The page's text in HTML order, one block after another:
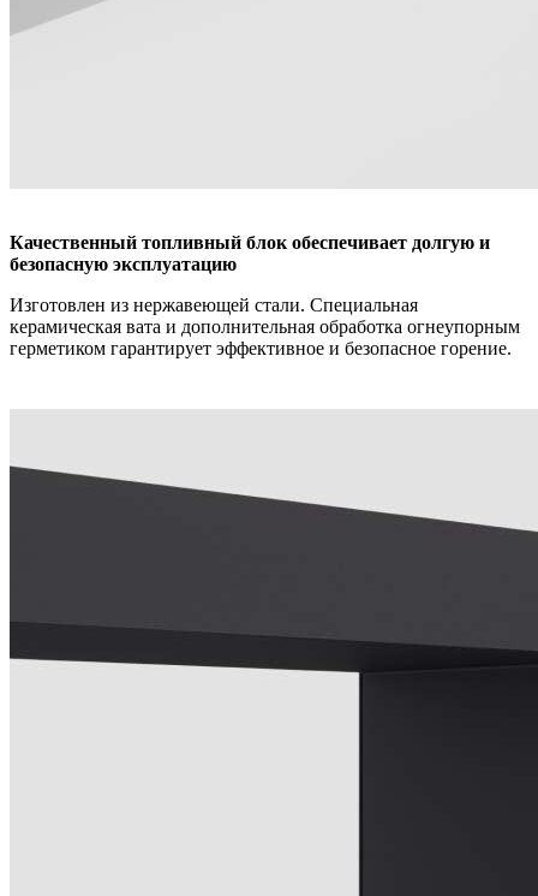
Качественный топливный блок обеспечивает долгую и
безопасную эксплуатацию
Изготовлен из нержавеющей стали. Специальная
керамическая вата и дополнительная обработка огнеупорным
герметиком гарантирует эффективное и безопасное горение.